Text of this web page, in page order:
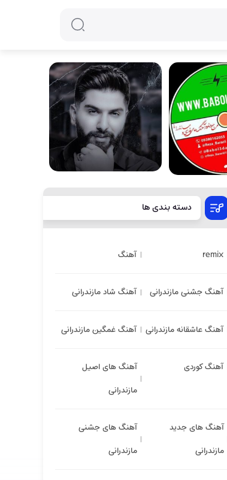
دسته بندی ها
remix آهنگ
آهنگ جشنی مازندرانی آهنگ شاد مازندرانی
آهنگ عاشقانه مازندرانی آهنگ غمگین مازندرانی
آهنگ کوردی
آهنگ های اصیل
مازندرانی
آهنگ های جدید
مازندرانی
آهنگ های جشنی
مازندرانی